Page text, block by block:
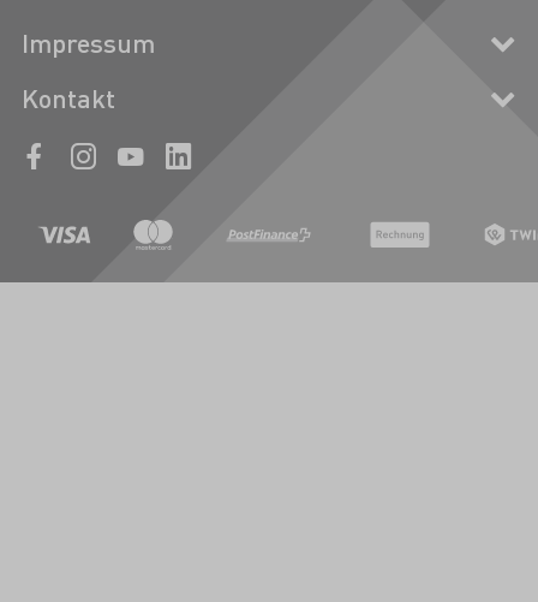
Impressum
Kontakt